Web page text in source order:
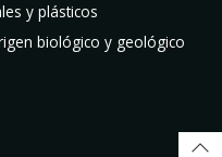
y plásticos
biológico y geológico